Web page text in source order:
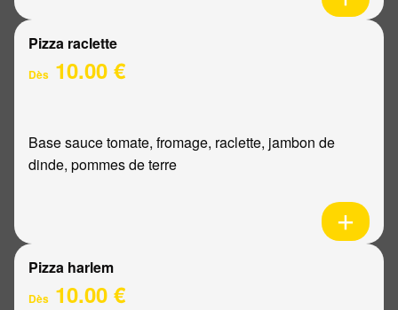
Pizza raclette
Dès 10.00 €
Base sauce tomate, fromage, raclette, jambon de
dinde, pommes de terre
Pizza harlem
Dès 10.00 €